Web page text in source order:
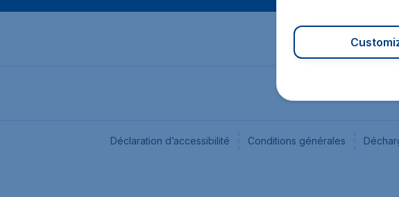
Déclaration d’accessibilité Conditions générales